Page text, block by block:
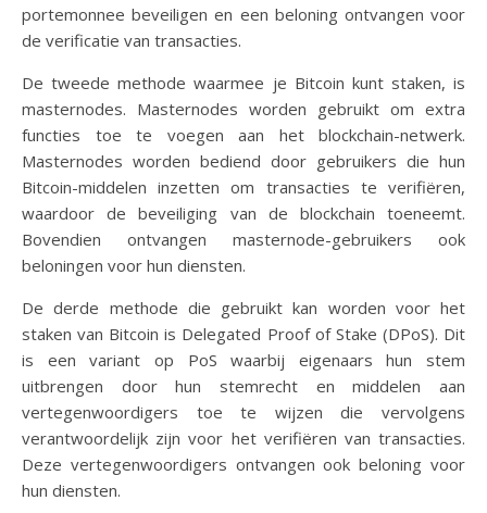
portemonnee beveiligen en een beloning ontvangen voor
de verificatie van transacties.
De tweede methode waarmee je Bitcoin kunt staken, is
masternodes. Masternodes worden gebruikt om extra
functies toe te voegen aan het blockchain-netwerk.
Masternodes worden bediend door gebruikers die hun
Bitcoin-middelen inzetten om transacties te verifiëren,
waardoor de beveiliging van de blockchain toeneemt.
Bovendien ontvangen masternode-gebruikers ook
beloningen voor hun diensten.
De derde methode die gebruikt kan worden voor het
staken van Bitcoin is Delegated Proof of Stake (DPoS). Dit
is een variant op PoS waarbij eigenaars hun stem
uitbrengen door hun stemrecht en middelen aan
vertegenwoordigers toe te wijzen die vervolgens
verantwoordelijk zijn voor het verifiëren van transacties.
Deze vertegenwoordigers ontvangen ook beloning voor
hun diensten.